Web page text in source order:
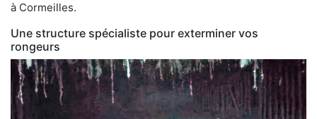
à Cormeilles.
Une structure spécialiste pour exterminer vos
rongeurs